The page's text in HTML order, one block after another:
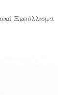
Ξεφύλλισμα